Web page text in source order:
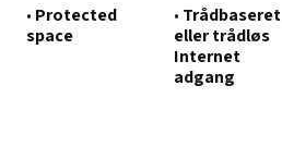
• Protected
space
• Trådbaseret
eller trådløs
Internet
adgang